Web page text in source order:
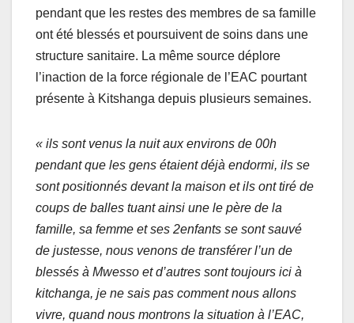
pendant que les restes des membres de sa famille
ont été blessés et poursuivent de soins dans une
structure sanitaire. La même source déplore
l’inaction de la force régionale de l’EAC pourtant
présente à Kitshanga depuis plusieurs semaines.
« ils sont venus la nuit aux environs de 00h
pendant que les gens étaient déjà endormi, ils se
sont positionnés devant la maison et ils ont tiré de
coups de balles tuant ainsi une le père de la
famille, sa femme et ses 2enfants se sont sauvé
de justesse, nous venons de transférer l’un de
blessés à Mwesso et d’autres sont toujours ici à
kitchanga, je ne sais pas comment nous allons
vivre, quand nous montrons la situation à l’EAC,